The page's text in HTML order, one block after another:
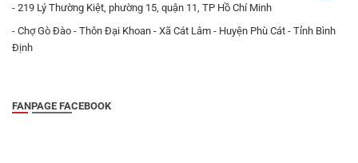
- 219 Lý Thường Kiệt, phường 15, quận 11, TP Hồ Chí Minh
- Chợ Gò Đào - Thôn Đại Khoan - Xã Cát Lâm - Huyện Phù Cát - Tỉnh Bình
Định
FANPAGE FACEBOOK